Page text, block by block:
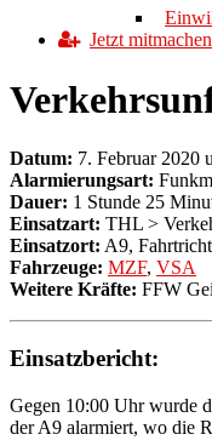
Jetzt mitmachen
Datum: 7. Februar 2020
Alarmierungsart:
Dauer: 1 Stunde 25
Einsatzart: THL >
Einsatzort: A9,
Fahrzeuge: MZF, VSA
Weitere Kräfte: FFW
Einsatzbericht:
Gegen 10:00 Uhr wurde
der A9 alarmiert, wo die